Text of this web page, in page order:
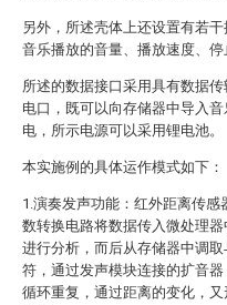
另外，所述壳体上还设置有若
音乐播放的音量、播放速度、停
所述的数据接口采用具有数据
电口，既可以向存储器中导入
电，所示电源可以采用锂电池。
本实施例的具体运作模式如下：
1.演奏发声功能：红外距离传
数转换电路将数据传入微处理
进行分析，而后从存储器中调
符，通过发声模块连接的扩音
循环重复，通过距离的变化，